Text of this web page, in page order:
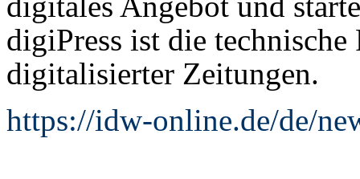
digiPress ist die
digitalisierter Zeitungen.
https://idw-online.de/de/